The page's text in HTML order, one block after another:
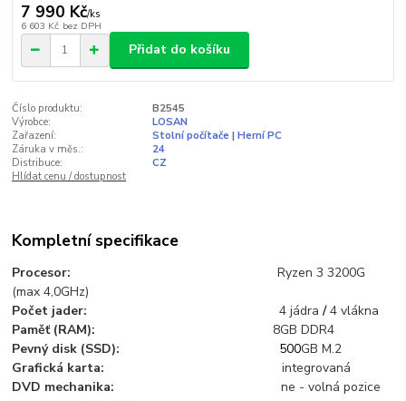
7 990 Kč/ks
6 603 Kč bez DPH
Přidat do košíku
Číslo produktu:
B2545
Výrobce:
LOSAN
Zařazení:
Stolní počítače | Herní PC
Záruka v měs.:
24
Distribuce:
CZ
Hlídat cenu / dostupnost
Kompletní specifikace
Procesor:Ryzen 3 3200G
(max 4,0GHz)
Počet jader:4 jádra /4 vlákna
Paměť (RAM): 8GB DDR4
Pevný disk (SSD): 500GB M.2
Grafická karta:integrovaná
DVD mechanika:ne - volná pozice